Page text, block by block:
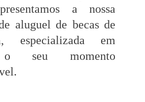
a nossa
aluguel de becas de
especializada em
seu momento